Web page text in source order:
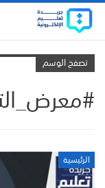
تصفح الوسم
الرئيسية